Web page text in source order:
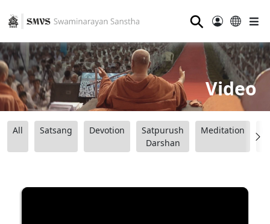
⚲
Video
All Satsang Devotion
Satpurush
Darshan
Meditation